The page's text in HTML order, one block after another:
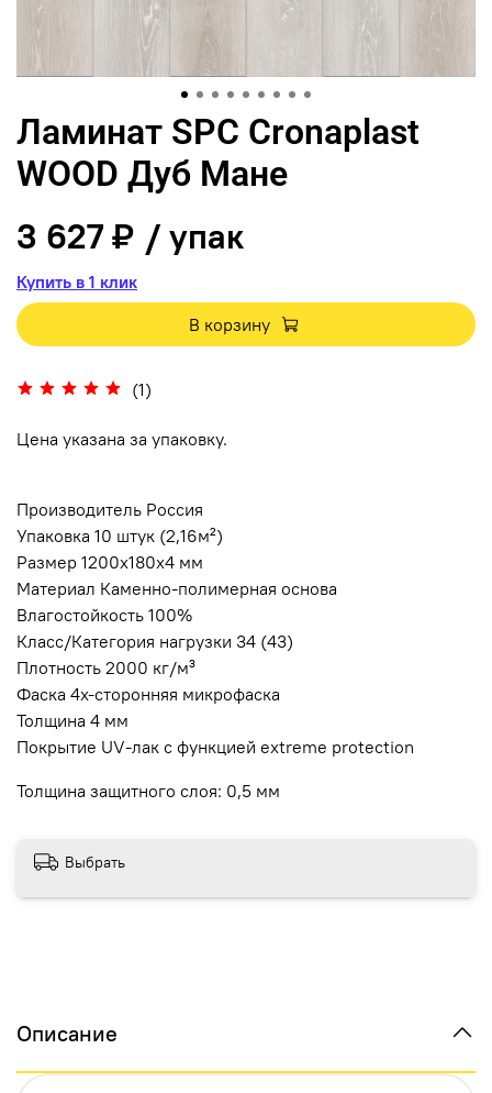
Ламинат SPC Cronaplast
WOOD Дуб Мане
(1)
3 627 ₽ / упак
Купить в 1 клик
В корзину
Цена указана за упаковку.
Производитель Россия
Упаковка 10 штук (2,16м²)
Размер 1200х180х4 мм
Материал Каменно-полимерная основа
Влагостойкость 100%
Класс/Категория нагрузки 34 (43)
Плотность 2000 кг/м³
Фаска 4х-сторонняя микрофаска
Толщина 4 мм
Покрытие UV-лак с функцией extreme protection
Толщина защитного слоя: 0,5 мм
Выбрать
Описание